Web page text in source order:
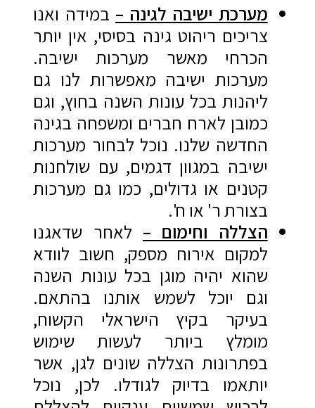
מערכת ישיבה לגינה – במידה ואנו
צריכים ריהוט גינה בסיסי, אין יותר
הכרחי מאשר מערכות ישיבה.
מערכות ישיבה מאפשרות לנו גם
ליהנות בכל עונות השנה בחוץ, וגם
כמובן לארח חברים ומשפחה בגינה
החדשה שלנו. נוכל לבחור מערכות
ישיבה במגוון דגמים, עם שולחנות
קטנים או גדולים, כמו גם מערכות
בצורת ר' או ח'.
הצללה וחימום – לאחר שדאגנו
למקום אירוח מספק, חשוב לוודא
שהוא יהיה מוגן בכל עונות השנה
וגם יוכל לשמש אותנו בהתאם.
בעיקר בקיץ הישראלי הקשוח,
מומלץ ביותר לעשות שימוש
בפתרונות הצללה שונים לגן, אשר
יותאמו בדיוק לגודלו. לכן, נוכל